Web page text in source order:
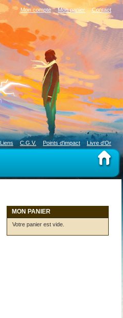
Mon compte Mon panier Contact
Liens C.G.V. Points d'impact Livre d'Or
MON PANIER
Votre panier est vide.